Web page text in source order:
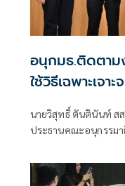
อนุกมธ.ติดตาม
ใช้วิธีเฉพาะเจา
ประเทศ เอื้อทุ
นายวิสุทธิ์ ตันตินันท์ ส
ประธานคณะอนุกรรม
ติดตามการบริหารงบ
คืบหน้า "การศึกษากา